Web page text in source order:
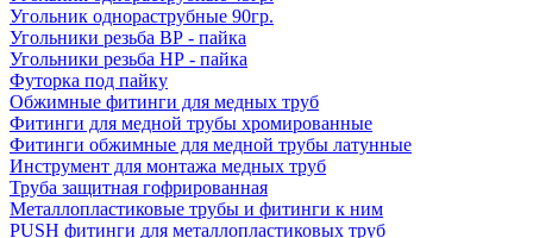
Угольник однораструбные 90гр.
Угольники резьба ВР - пайка
Угольники резьба НР - пайка
Футорка под пайку
Обжимные фитинги для медных труб
Фитинги для медной трубы хромированные
Фитинги обжимные для медной трубы латунные
Инструмент для монтажа медных труб
Труба защитная гофрированная
Металлопластиковые трубы и фитинги к ним
PUSH фитинги для металлопластиковых труб